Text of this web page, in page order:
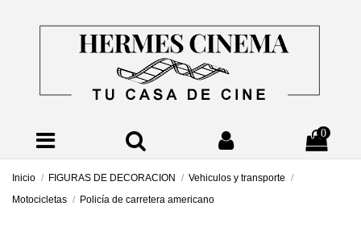
0
Inicio FIGURAS DE DECORACION
Vehiculos y transporte
Motocicletas
Policía de carretera americano